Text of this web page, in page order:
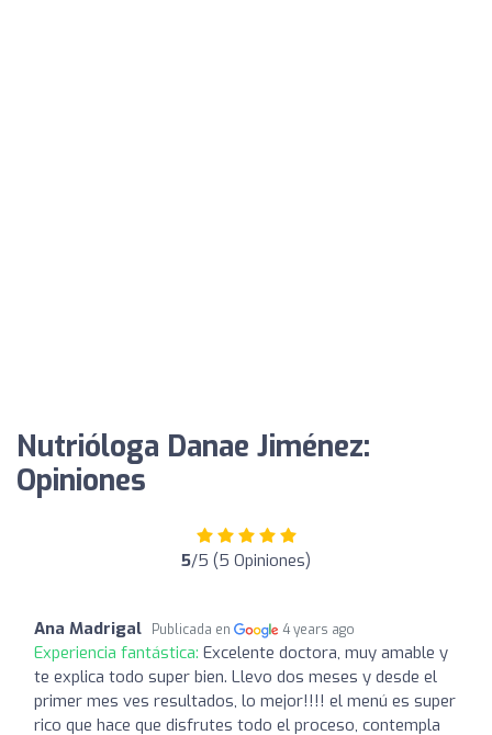
Nutrióloga Danae Jiménez:
Opiniones
5/5 (5 Opiniones)
Ana Madrigal Publicada en 4 years ago
Experiencia fantástica: Excelente doctora, muy amable y
te explica todo super bien. Llevo dos meses y desde el
primer mes ves resultados, lo mejor!!!! el menú es super
rico que hace que disfrutes todo el proceso, contempla